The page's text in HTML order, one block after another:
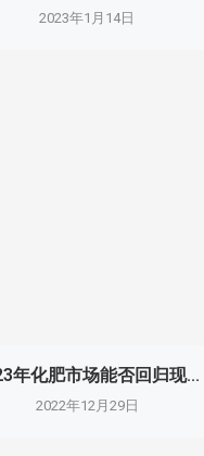
2023年1月14日
年化肥市场能否回归现...
2022年12月29日